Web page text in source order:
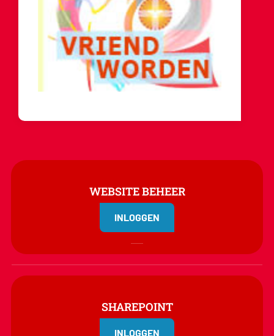
WEBSITE BEHEER
INLOGGEN
SHAREPOINT
INLOGGEN